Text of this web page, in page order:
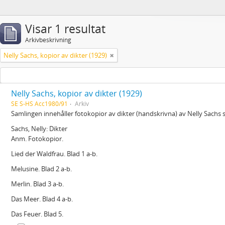
Visar 1 resultat
Arkivbeskrivning
Nelly Sachs, kopior av dikter (1929)
Nelly Sachs, kopior av dikter (1929)
SE S-HS Acc1980/91 Arkiv
Samlingen innehåller fotokopior av dikter (handskrivna) av Nelly
Sachs, Nelly: Dikter
Anm. Fotokopior.
Lied der Waldfrau. Blad 1 a-b.
Melusine. Blad 2 a-b.
Merlin. Blad 3 a-b.
Das Meer. Blad 4 a-b.
Das Feuer. Blad 5.